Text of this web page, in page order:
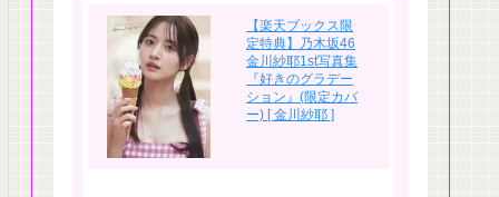
【楽天ブックス限
定特典】乃木坂46
金川紗耶1st写真集
『好きのグラデー
ション』(限定カバ
ー) [ 金川紗耶 ]